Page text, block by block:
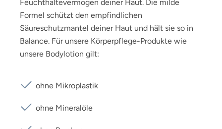
Feuchthaltevermögen deiner Haut. Die milde
Formel schützt den empfindlichen
Säureschutzmantel deiner Haut und hält sie so in
Balance. Für unsere Körperpflege-Produkte wie
unsere Bodylotion gilt:
ohne Mikroplastik
ohne Mineralöle